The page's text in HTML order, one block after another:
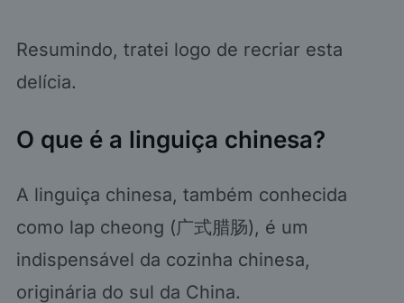
Resumindo, tratei logo de recriar esta
delícia.
O que é a linguiça chinesa?
A linguiça chinesa, também conhecida
como lap cheong (广式腊肠), é um
indispensável da cozinha chinesa,
originária do sul da China.